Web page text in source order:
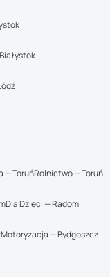
— ToruńRolnictwo — Toruń
Dla Dzieci — Radom
Motoryzacja — Bydgoszcz